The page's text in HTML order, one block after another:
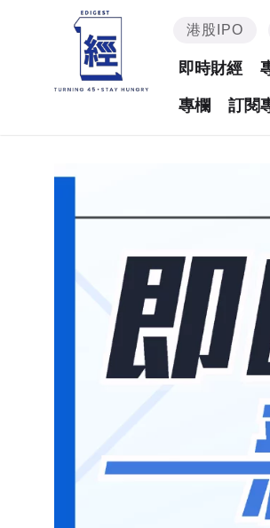
港股IPO
即時財經
專欄 訂閱